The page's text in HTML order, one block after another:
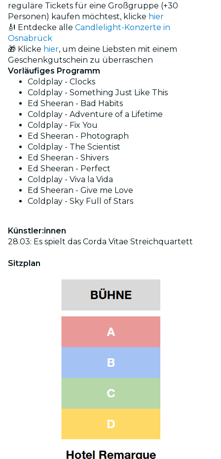
reguläre Tickets für eine Großgruppe (+30
Personen) kaufen möchtest, klicke hier
🎻 Entdecke alle Candlelight-Konzerte in
Osnabrück
🎁 Klicke hier, um deine Liebsten mit einem
Geschenkgutschein zu überraschen
Vorläufiges Programm
Coldplay - Clocks
Coldplay - Something Just Like This
Ed Sheeran - Bad Habits
Coldplay - Adventure of a Lifetime
Coldplay - Fix You
Ed Sheeran - Photograph
Coldplay - The Scientist
Ed Sheeran - Shivers
Ed Sheeran - Perfect
Coldplay - Viva la Vida
Ed Sheeran - Give me Love
Coldplay - Sky Full of Stars
Künstler:innen
28.03: Es spielt das Corda Vitae Streichquartett
Sitzplan